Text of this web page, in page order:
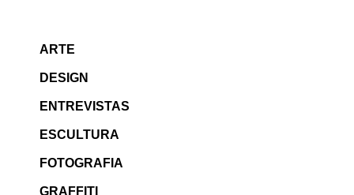
ARTE
DESIGN
ENTREVISTAS
ESCULTURA
FOTOGRAFIA
GRAFFITI